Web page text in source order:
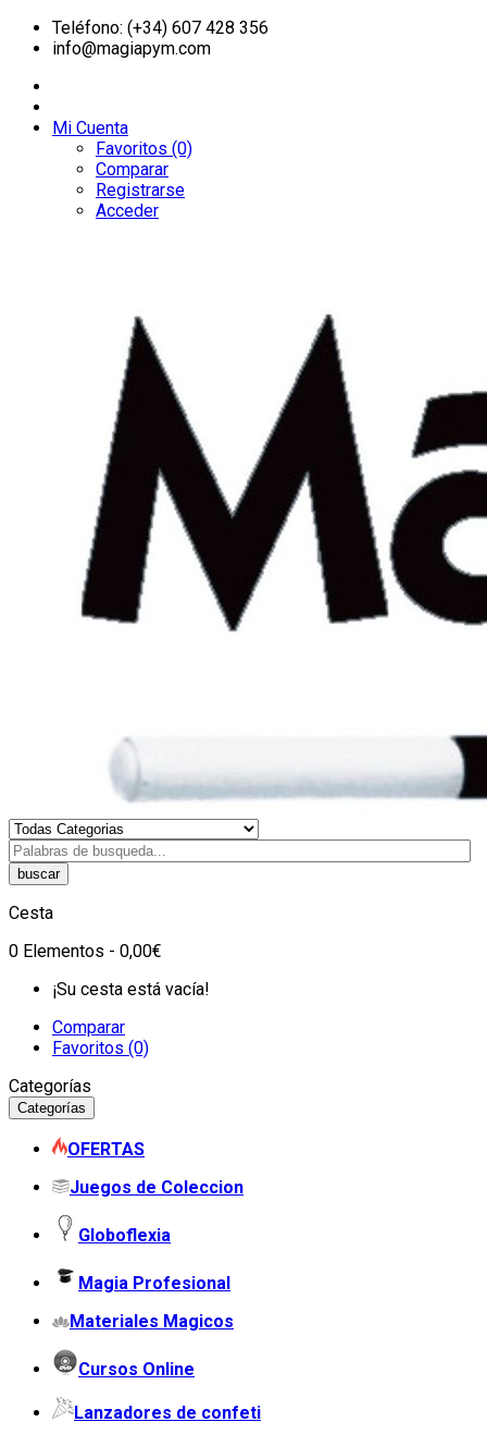
Teléfono: (+34) 607 428 356
info@magiapym.com
Mi Cuenta
Favoritos (0)
Comparar
Registrarse
Acceder
buscar
Cesta
0 Elementos - 0,00€
¡Su cesta está vacía!
Comparar
Favoritos (0)
Categorías
Categorías
OFERTAS
Juegos de Coleccion
Globoflexia
Magia Profesional
Materiales Magicos
Cursos Online
Lanzadores de confeti